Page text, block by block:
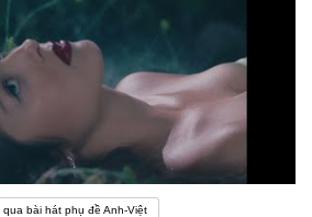
biết nhiều từ vựng sẽ khiến
vấn đề đó luôn. Đây chính là
vượt qua nếu muốn học tiếng
qua bài hát phụ đề Anh-Việt